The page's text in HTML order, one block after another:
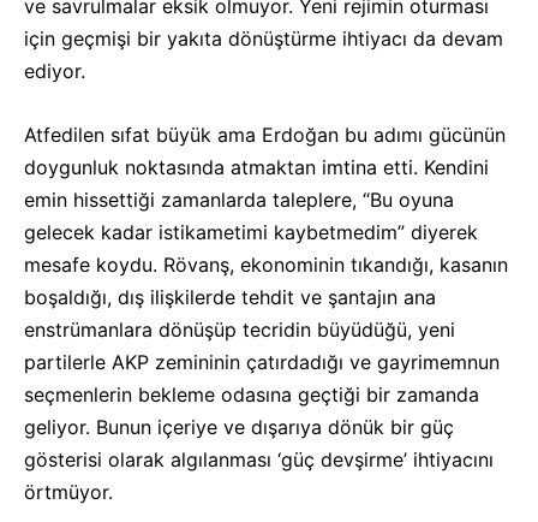
ve savrulmalar eksik olmuyor. Yeni rejimin oturması
için geçmişi bir yakıta dönüştürme ihtiyacı da devam
ediyor.
Atfedilen sıfat büyük ama Erdoğan bu adımı gücünün
doygunluk noktasında atmaktan imtina etti. Kendini
emin hissettiği zamanlarda taleplere, “Bu oyuna
gelecek kadar istikametimi kaybetmedim” diyerek
mesafe koydu. Rövanş, ekonominin tıkandığı, kasanın
boşaldığı, dış ilişkilerde tehdit ve şantajın ana
enstrümanlara dönüşüp tecridin büyüdüğü, yeni
partilerle AKP zemininin çatırdadığı ve gayrimemnun
seçmenlerin bekleme odasına geçtiği bir zamanda
geliyor. Bunun içeriye ve dışarıya dönük bir güç
gösterisi olarak algılanması ‘güç devşirme’ ihtiyacını
örtmüyor.